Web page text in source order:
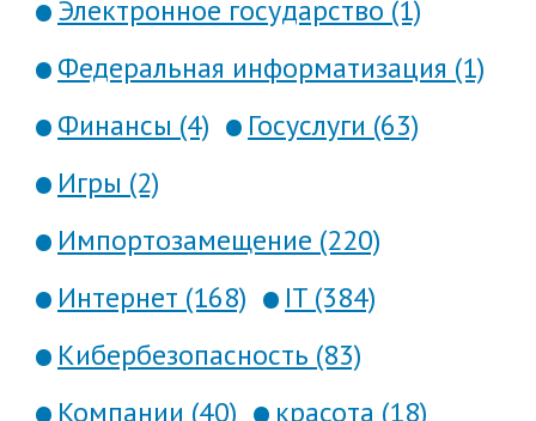
Электронное государство (1)
Федеральная информатизация (1)
Финансы (4)
Госуслуги (63)
Игры (2)
Импортозамещение (220)
Интернет (168)
IT (384)
Кибербезопасность (83)
Компании (40)
красота (18)